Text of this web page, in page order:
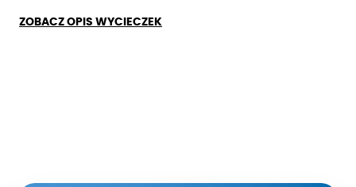
ZOBACZ OPIS WYCIECZEK